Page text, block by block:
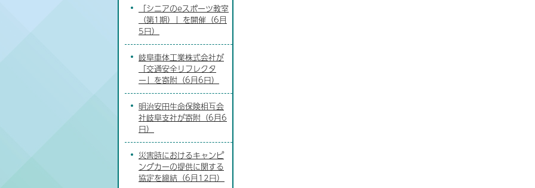
「シニアのeスポーツ教室
（第1期）」を開催（6月
5日）
岐阜車体工業株式会社が
「交通安全リフレクタ
ー」を寄附（6月6日）
明治安田生命保険相互会
社岐阜支社が寄附（6月6
日）
災害時におけるキャンピ
ングカーの提供に関する
協定を締結（6月12日）